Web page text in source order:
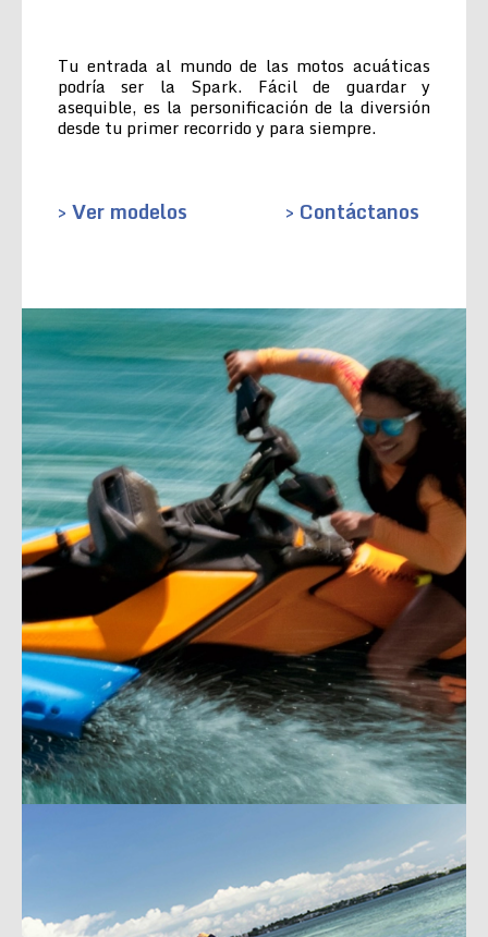
Tu entrada al mundo de las motos acuáticas
podría ser la Spark. Fácil de guardar y
asequible, es la personificación de la diversión
desde tu primer recorrido y para siempre.
> Ver modelos > Contáctanos